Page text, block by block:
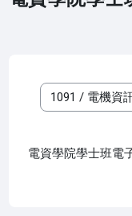
課程類別
電資學院學士班電